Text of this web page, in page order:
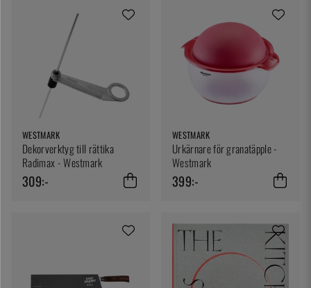
WESTMARK
Dekorverktyg till rättika
Radimax - Westmark
309:-
WESTMARK
Urkärnare för granatäpple -
Westmark
399:-